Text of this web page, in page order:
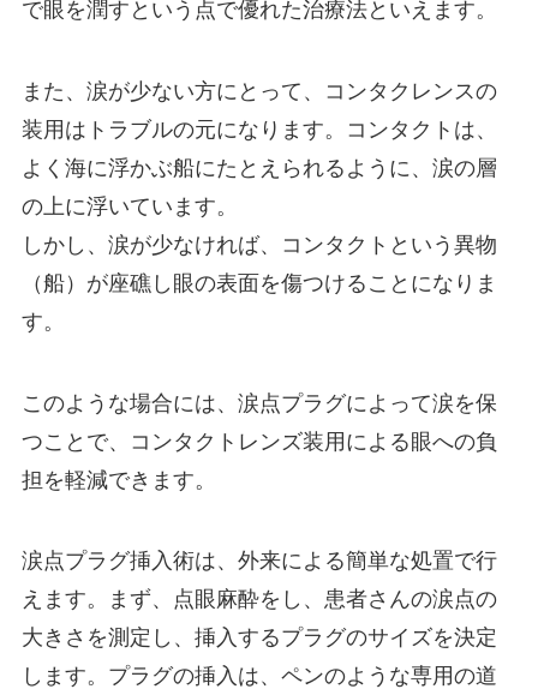
で眼を潤すという点で優れた治療法といえます。
また、涙が少ない方にとって、コンタクレンスの
装用はトラブルの元になります。コンタクトは、
よく海に浮かぶ船にたとえられるように、涙の層
の上に浮いています。
しかし、涙が少なければ、コンタクトという異物
（船）が座礁し眼の表面を傷つけることになりま
す。
このような場合には、涙点プラグによって涙を保
つことで、コンタクトレンズ装用による眼への負
担を軽減できます。
涙点プラグ挿入術は、外来による簡単な処置で行
えます。まず、点眼麻酔をし、患者さんの涙点の
大きさを測定し、挿入するプラグのサイズを決定
します。プラグの挿入は、ペンのような専用の道